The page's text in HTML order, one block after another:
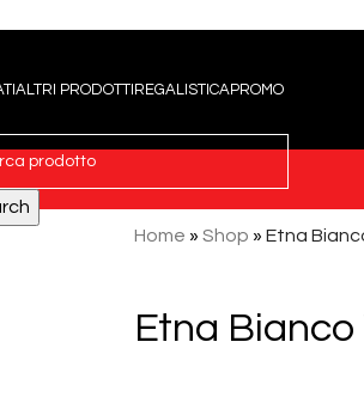
ALTRI PRODOTTI REGALISTICAPROMO
Home » Shop » Etna
Etna